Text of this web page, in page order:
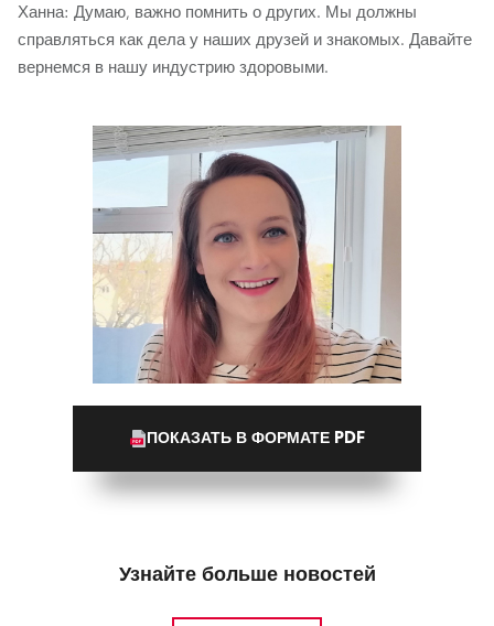
Ханна: Думаю, важно помнить о других. Мы должны
справляться как дела у наших друзей и знакомых. Давайте
вернемся в нашу индустрию здоровыми.
ПОКАЗАТЬ В ФОРМАТЕ PDF
Узнайте больше новостей